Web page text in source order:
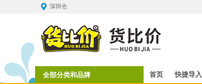
深圳仓
全部分类和品牌 首页 快捷导入